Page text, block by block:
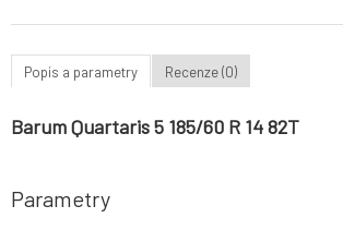
Popis a parametry Recenze (0)
Barum Quartaris 5 185/60 R 14 82T
Parametry